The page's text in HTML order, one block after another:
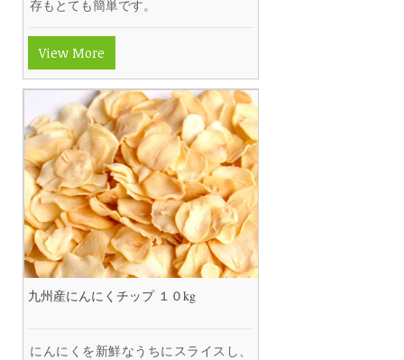
存もとても簡単です。
View More
九州産にんにくチップ １０kg
にんにくを新鮮なうちにスライスし、